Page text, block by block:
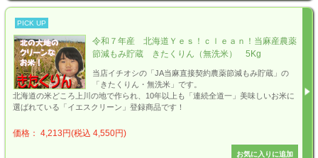
PICK UP
令和７年産 北海道Ｙｅｓ！ｃｌｅａｎ！当麻産農薬
節減もみ貯蔵 きたくりん（無洗米） 5Kg
当店イチオシの「JA当麻直接契約農薬節減もみ貯蔵」の
「きたくりん・無洗米」です。
北海道の米どころ上川の地で作られ、10年以上も「連続全道一」美味しいお米に
選ばれている「イエスクリーン」登録商品です！
価格： 4,213円(税込 4,550円)